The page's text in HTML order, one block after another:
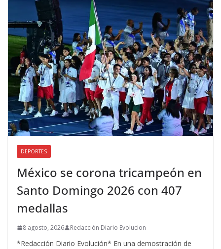
DEPORTES
México se corona tricampeón en
Santo Domingo 2026 con 407
medallas
8 agosto, 2026 Redacción Diario Evolucion
*Redacción Diario Evolución* En una demostración de